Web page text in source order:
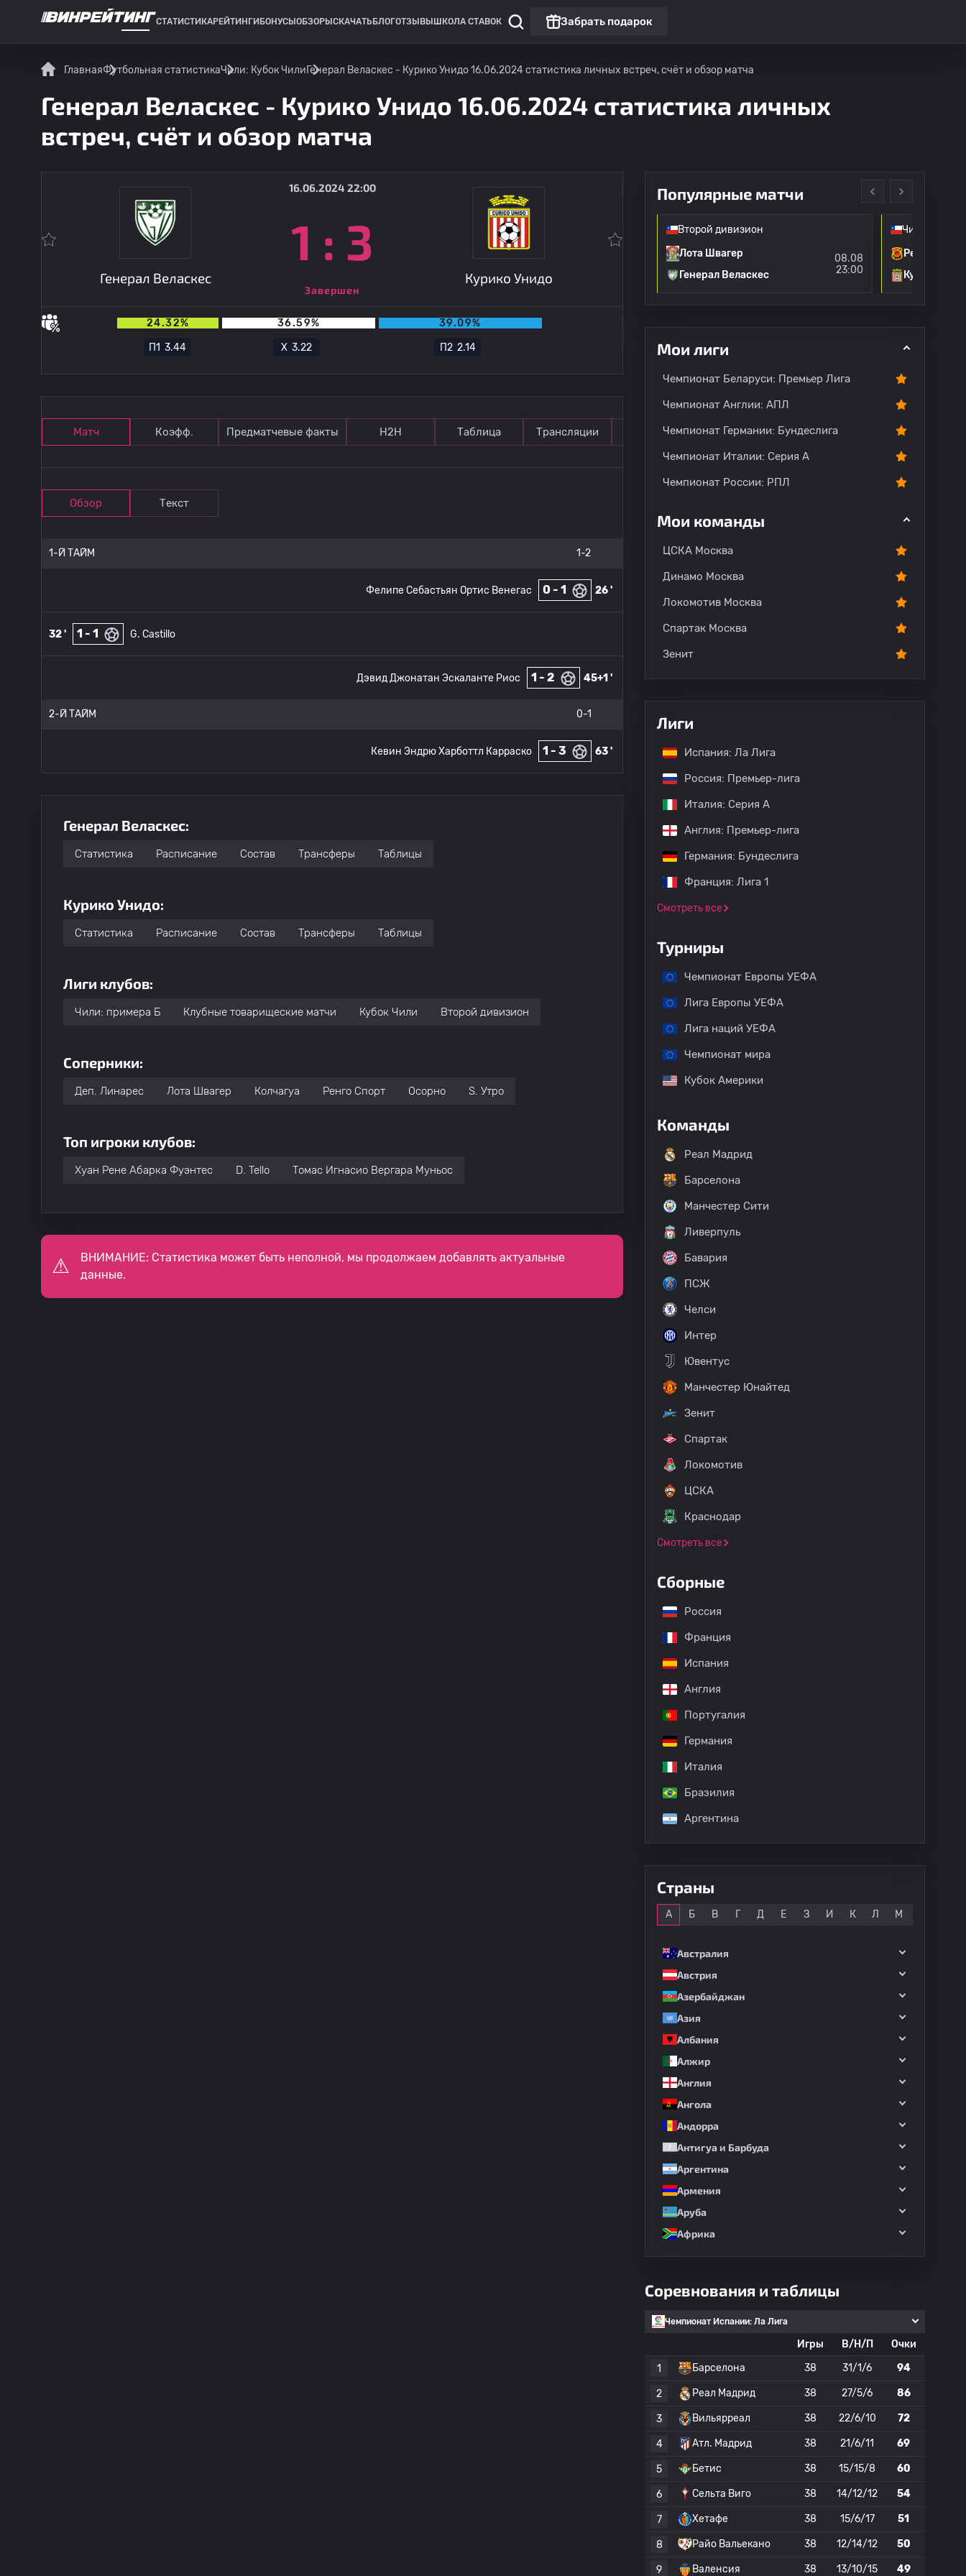
СТАТИСТИКАРЕЙТИНГИ БОНУСЫ ОБЗОРЫ СКАЧАТЬ БЛОГОТЗЫВЫ ШКОЛА СТАВОК Забрать подарок
ГлавнаяФутбольная статистикаЧили: Кубок ЧилиГенерал Веласкес - Курико Унидо 16.06.2024 статистика личных встреч, счёт и обзор матча
Генерал Веласкес - Курико Унидо 16.06.2024 статистика личных
встреч, счёт и обзор матча
Генерал Веласкес
16.06.2024 22:00
1 : 3
Завершен
Курико Унидо
24.32% 36.59%
39.09%
П1 3.44 Х3.22 П2 2.14
Матч Коэфф. Предматчевые факты Н2Н Таблица Трансляции Прогноз Комментарии
Обзор Текст
1-Й ТАЙМ 1-2
26 '
0 - 1
Фелипе Себастьян Ортис Венегас
32 ' 1 - 1 G. Castillo
45+1 '
1 - 2
Дэвид Джонатан Эскаланте Риос
2-Й ТАЙМ 0-1
63 '
1 - 3
Кевин Эндрю Харботтл Карраско
Генерал Веласкес:
Статистика Расписание Состав Трансферы Таблицы
Курико Унидо:
Статистика Расписание Состав Трансферы Таблицы
Лиги клубов:
Чили: примера Б Клубные товарищеские матчи Кубок Чили Второй дивизион
Соперники:
Деп. Линарес Лота Швагер Колчагуа Ренго Спорт Осорно S. Утро
Топ игроки клубов:
Хуан Рене Абарка Фуэнтес D. Tello Томас Игнасио Вергара Муньос
ВНИМАНИЕ: Статистика может быть неполной, мы продолжаем добавлять актуальные
данные.
Популярные матчи
Чили: примера Б
Курико Унидо
CD Санта-Круз
Второй дивизион
Лота Швагер
Генерал Веласкес
08.08
23:00
Чили:
Рейнджерс
Курико
Мои лиги
Чемпионат Беларуси: Премьер Лига
Чемпионат Англии: АПЛ
Чемпионат Германии: Бундеслига
Чемпионат Италии: Серия А
Чемпионат России: РПЛ
Мои команды
ЦСКА Москва
Динамо Москва
Локомотив Москва
Спартак Москва
Зенит
Лиги
Испания: Ла Лига
Россия: Премьер-лига
Италия: Серия А
Англия: Премьер-лига
Германия: Бундеслига
Франция: Лига 1
Смотреть все
Турниры
Чемпионат Европы УЕФА
Лига Европы УЕФА
Лига наций УЕФА
Чемпионат мира
Кубок Америки
Команды
Реал Мадрид
Барселона
Манчестер Сити
Ливерпуль
Бавария
ПСЖ
Челси
Интер
Ювентус
Манчестер Юнайтед
Зенит
Спартак
Локомотив
ЦСКА
Краснодар
Смотреть все
Сборные
Россия
Франция
Испания
Англия
Португалия
Германия
Италия
Бразилия
Аргентина
Страны
А Б В Г Д Е З И К Л М
Австралия
Австрия
Азербайджан
Азия
Албания
Алжир
Англия
Ангола
Андорра
Антигуа и Барбуда
Аргентина
Армения
Аруба
Африка
Соревнования и таблицы
Чемпионат Испании: Ла Лига
Игры В/Н/П
Очки
1
Барселона 38 31/1/6 94
2 Реал Мадрид 38 27/5/6 86
3 Вильярреал 38 22/6/10 72
4 Атл. Мадрид 38 21/6/11 69
5 Бетис 38 15/15/8 60
6 Сельта Виго 38 14/12/12 54
7 Хетафе 38 15/6/17 51
8 Райо Вальекано 38 12/14/12 50
9 Валенсия 38 13/10/15 49